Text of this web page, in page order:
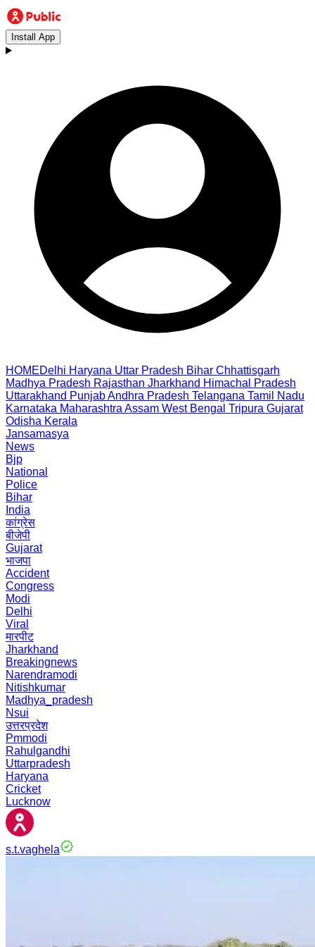
Install App
HOMEDelhi Haryana Uttar Pradesh Bihar Chhattisgarh
Madhya Pradesh Rajasthan Jharkhand Himachal Pradesh
Uttarakhand PunjabAndhra Pradesh Telangana Tamil Nadu
Karnataka Maharashtra Assam West Bengal Tripura Gujarat
Odisha Kerala
Jansamasya
News
Bjp
National
Police
Bihar
India
कांग्रेस
बीजेपी
Gujarat
भाजपा
Accident
Congress
Modi
Delhi
Viral
मारपीट
Jharkhand
Breakingnews
Narendramodi
Nitishkumar
Madhya_pradesh
Nsui
उत्तरप्रदेश
Pmmodi
Rahulgandhi
Uttarpradesh
Haryana
Cricket
Lucknow
s.t.vaghela